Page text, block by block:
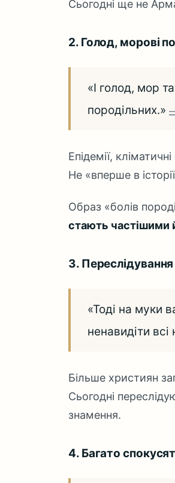
Сьогодні ще не
2. Голод, морові
«І голод, мор
породільних.»
Епідемії,
Не «вперше в
Образ «болів
стають частішими
3.
«Тоді на муки
ненавидіти
Більше християн
Сьогодні
знамення.
4. Багато